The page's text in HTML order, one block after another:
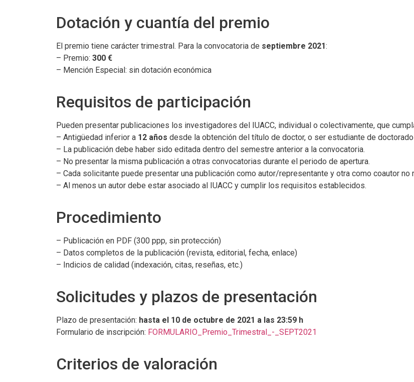
Dotación y cuantía del premio
El premio tiene carácter trimestral. Para la convocatoria de septiembre 2021:
– Premio: 300 €
– Mención Especial: sin dotación económica
Requisitos de participación
Pueden presentar publicaciones los investigadores del IUACC, individual o colectivamente, que
– Antigüedad inferior a 12 años desde la obtención del título de doctor, o ser estudiante de
– La publicación debe haber sido editada dentro del semestre anterior a la convocatoria.
– No presentar la misma publicación a otras convocatorias durante el periodo de apertura.
– Cada solicitante puede presentar una publicación como autor/representante y otra como coautor no
– Al menos un autor debe estar asociado al IUACC y cumplir los requisitos establecidos.
Procedimiento
– Publicación en PDF (300 ppp, sin protección)
– Datos completos de la publicación (revista, editorial, fecha, enlace)
– Indicios de calidad (indexación, citas, reseñas, etc.)
Solicitudes y plazos de presentación
Plazo de presentación: hasta el 10 de octubre de 2021 a las 23:59 h
Formulario de inscripción: FORMULARIO_Premio_Trimestral_-_SEPT2021
Criterios de valoración